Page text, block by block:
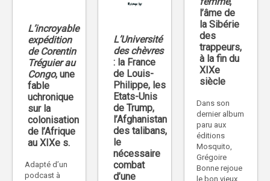
l’âme de
la Sibérie
des
trappeurs,
à la fin du
XIXe
siècle
Dans son
dernier album
paru aux
éditions
Mosquito,
Grégoire
Bonne rejoue
le bon vieux
L’incroyable
expédition
de Corentin
Tréguier au
Congo, une
fable
uchronique
sur la
colonisation
de l’Afrique
au XIXe s.
Adapté d’un
podcast à
L’Université
des chèvres
: la France
de Louis-
Philippe, les
Etats-Unis
de Trump,
l’Afghanistan
des talibans,
le
nécessaire
combat
d’une